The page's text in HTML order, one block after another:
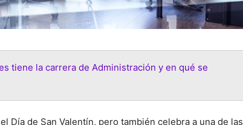
tiene la carrera de Administración y en qué se
Día de San Valentín, pero también celebra a una de las